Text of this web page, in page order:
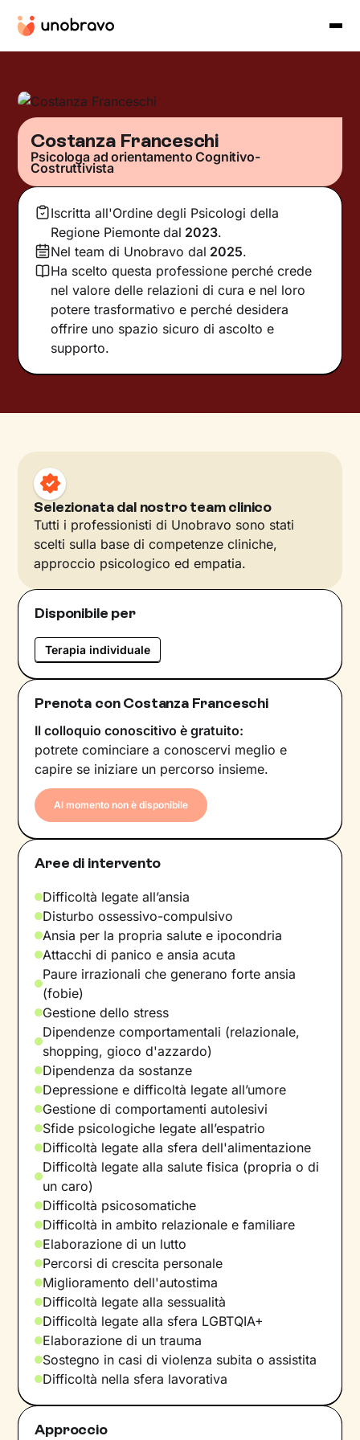
Costanza Franceschi
Psicologa ad orientamento Cognitivo-
Costruttivista
Iscritta all'Ordine degli Psicologi della
Regione Piemonte dal 2023.
Nel team di Unobravo dal 2025.
Ha scelto questa professione perché crede
nel valore delle relazioni di cura e nel loro
potere trasformativo e perché desidera
offrire uno spazio sicuro di ascolto e
supporto.
Selezionata dal nostro team clinico
Tutti i professionisti di Unobravo sono stati
scelti sulla base di competenze cliniche,
approccio psicologico ed empatia.
Disponibile per
Terapia individuale
Prenota con Costanza Franceschi
Il colloquio conoscitivo è gratuito:
potrete cominciare a conoscervi meglio e
capire se iniziare un percorso insieme.
Al momento non è disponibile
Aree di intervento
Difficoltà legate all’ansia
Disturbo ossessivo-compulsivo
Ansia per la propria salute e ipocondria
Attacchi di panico e ansia acuta
Paure irrazionali che generano forte ansia
(fobie)
Gestione dello stress
Dipendenze comportamentali (relazionale,
shopping, gioco d'azzardo)
Dipendenza da sostanze
Depressione e difficoltà legate all’umore
Gestione di comportamenti autolesivi
Sfide psicologiche legate all’espatrio
Difficoltà legate alla sfera dell'alimentazione
Difficoltà legate alla salute fisica (propria o di
un caro)
Difficoltà psicosomatiche
Difficoltà in ambito relazionale e familiare
Elaborazione di un lutto
Percorsi di crescita personale
Miglioramento dell'autostima
Difficoltà legate alla sessualità
Difficoltà legate alla sfera LGBTQIA+
Elaborazione di un trauma
Sostegno in casi di violenza subita o assistita
Difficoltà nella sfera lavorativa
Approccio